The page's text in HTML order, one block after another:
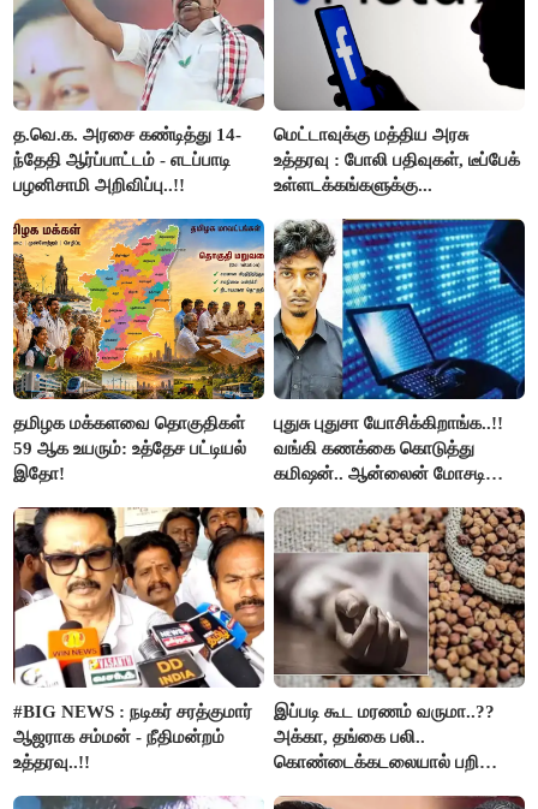
த.வெ.க. அரசை கண்டித்து 14-
ந்தேதி ஆர்ப்பாட்டம் - எடப்பாடி
பழனிசாமி அறிவிப்பு..!!
மெட்டாவுக்கு மத்திய அரசு
உத்தரவு : போலி பதிவுகள், டீப்பேக்
உள்ளடக்கங்களுக்கு...
தமிழக மக்களவை தொகுதிகள்
59 ஆக உயரும்: உத்தேச பட்டியல்
இதோ!
புதுசு புதுசா யோசிக்கிறாங்க..!!
வங்கி கணக்கை கொடுத்து
கமிஷன்.. ஆன்லைன் மோசடி
கைது..!!
#BIG NEWS : நடிகர் சரத்குமார்
ஆஜராக சம்மன் - நீதிமன்றம்
உத்தரவு..!!
இப்படி கூட மரணம் வருமா..??
அக்கா, தங்கை பலி..
கொண்டைக்கடலையால் பறிபோன